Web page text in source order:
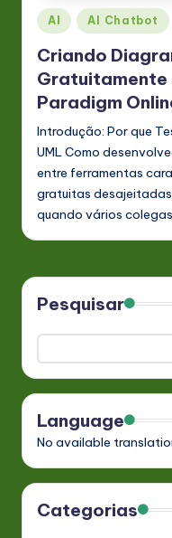
Posted
AI AI Chatbot
Criando
Gratuitamente
Paradigm
Introdução: Por que
UML Como
entre ferramentas
gratuitas
quando vários
Pesquisar
Language
No available
Categorias